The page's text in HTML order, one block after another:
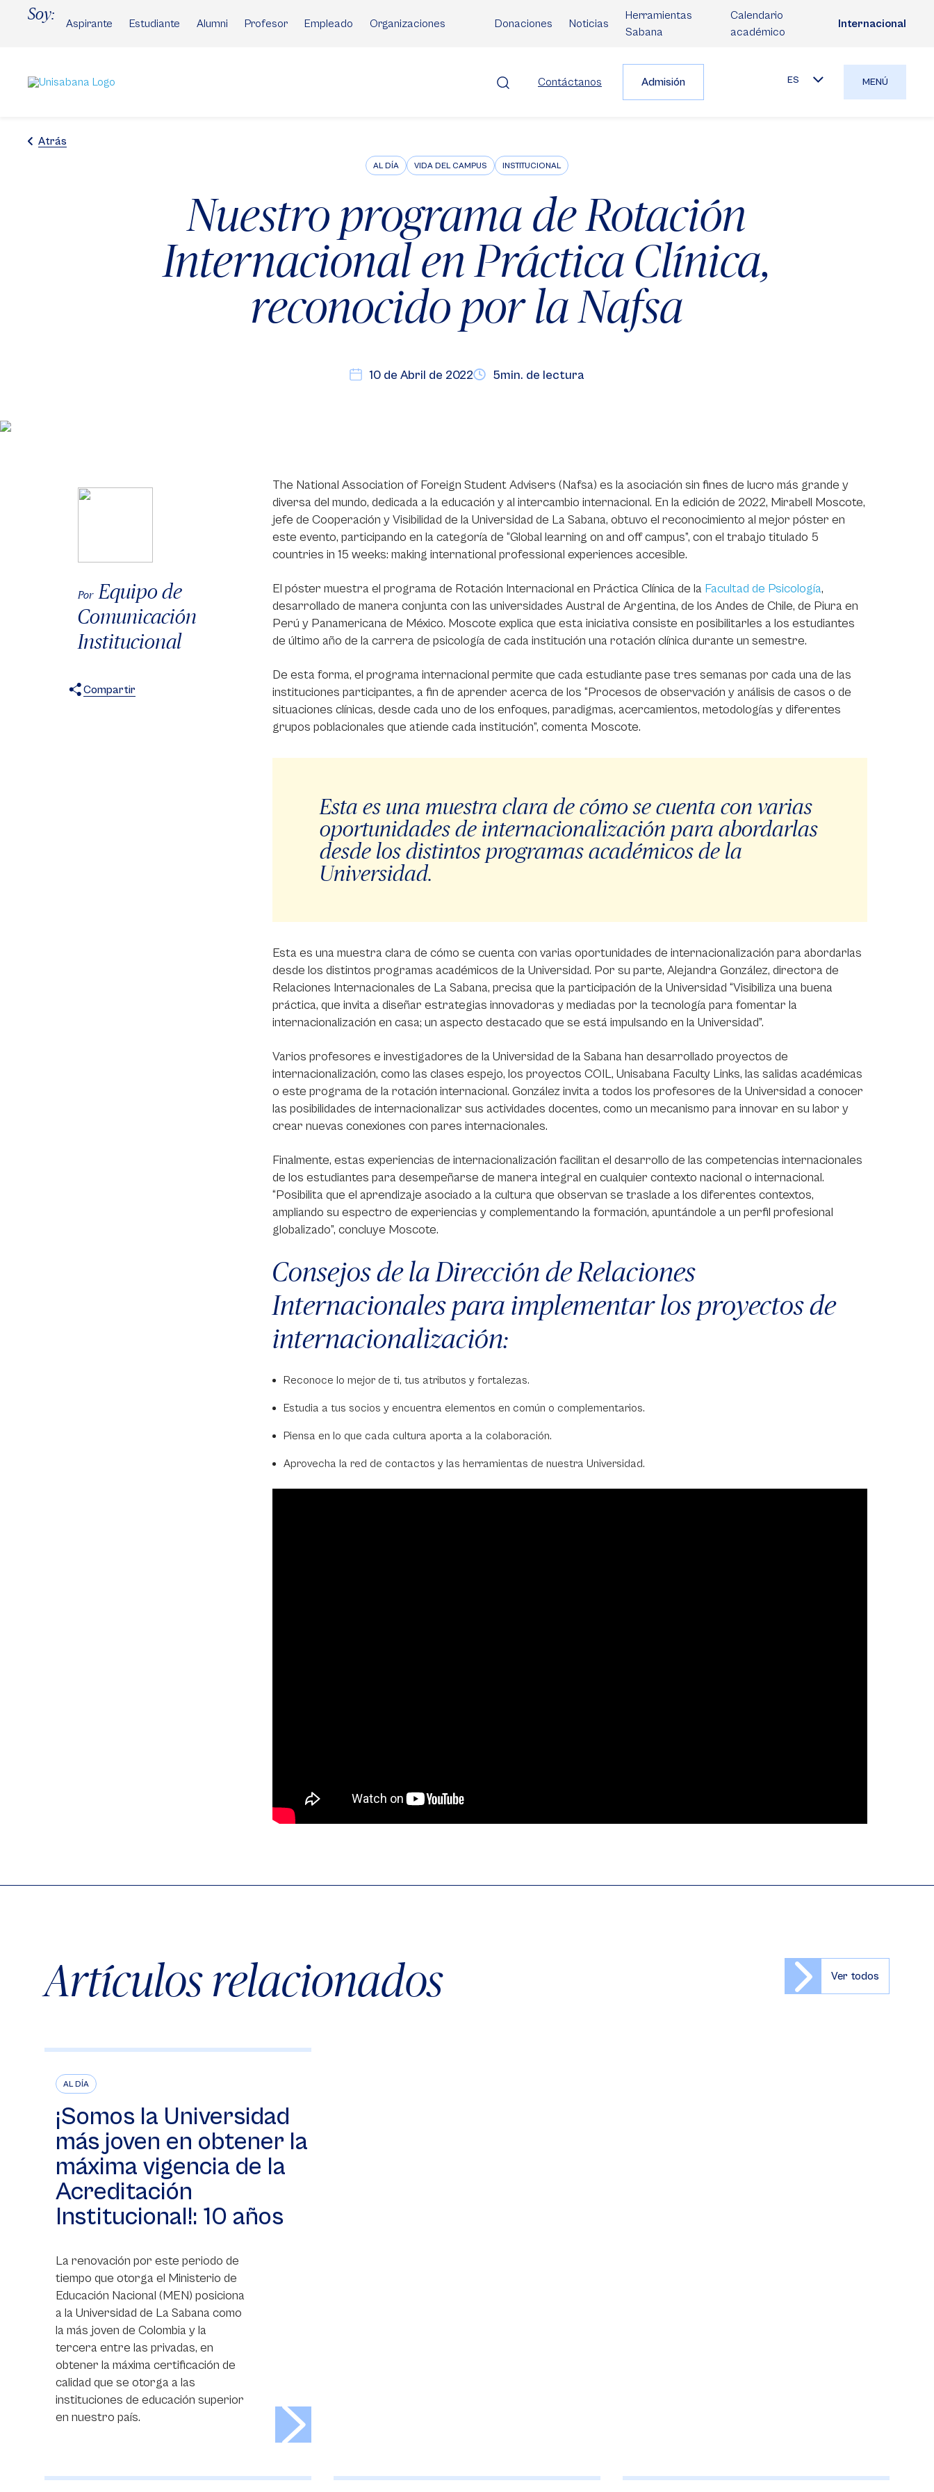
Soy:
Aspirante Estudiante Alumni Profesor Empleado Organizaciones Donaciones Noticias
Herramientas
Sabana
Calendario
académico
Internacional
Contáctanos Admisión ES MENÚ
Atrás
AL DÍA VIDA DEL CAMPUS INSTITUCIONAL
Nuestro programa de Rotación
Internacional en Práctica Clínica,
reconocido por la Nafsa
10 de Abril de 2022 5min. de lectura
Por Equipo de
Comunicación
Institucional
Compartir
The National Association of Foreign Student Advisers (Nafsa) es la asociación sin fines de lucro más grande y
diversa del mundo, dedicada a la educación y al intercambio internacional. En la edición de 2022, Mirabell Moscote,
jefe de Cooperación y Visibilidad de la Universidad de La Sabana, obtuvo el reconocimiento al mejor póster en
este evento, participando en la categoría de “Global learning on and off campus”, con el trabajo titulado 5
countries in 15 weeks: making international professional experiences accesible.
El póster muestra el programa de Rotación Internacional en Práctica Clínica de la Facultad de Psicología,
desarrollado de manera conjunta con las universidades Austral de Argentina, de los Andes de Chile, de Piura en
Perú y Panamericana de México. Moscote explica que esta iniciativa consiste en posibilitarles a los estudiantes
de último año de la carrera de psicología de cada institución una rotación clínica durante un semestre.
De esta forma, el programa internacional permite que cada estudiante pase tres semanas por cada una de las
instituciones participantes, a fin de aprender acerca de los “Procesos de observación y análisis de casos o de
situaciones clínicas, desde cada uno de los enfoques, paradigmas, acercamientos, metodologías y diferentes
grupos poblacionales que atiende cada institución”, comenta Moscote.
Esta es una muestra clara de cómo se cuenta con varias
oportunidades de internacionalización para abordarlas
desde los distintos programas académicos de la
Universidad.
Esta es una muestra clara de cómo se cuenta con varias oportunidades de internacionalización para abordarlas
desde los distintos programas académicos de la Universidad. Por su parte, Alejandra González, directora de
Relaciones Internacionales de La Sabana, precisa que la participación de la Universidad “Visibiliza una buena
práctica, que invita a diseñar estrategias innovadoras y mediadas por la tecnología para fomentar la
internacionalización en casa; un aspecto destacado que se está impulsando en la Universidad”.
Varios profesores e investigadores de la Universidad de la Sabana han desarrollado proyectos de
internacionalización, como las clases espejo, los proyectos COIL, Unisabana Faculty Links, las salidas académicas
o este programa de la rotación internacional. González invita a todos los profesores de la Universidad a conocer
las posibilidades de internacionalizar sus actividades docentes, como un mecanismo para innovar en su labor y
crear nuevas conexiones con pares internacionales.
Finalmente, estas experiencias de internacionalización facilitan el desarrollo de las competencias internacionales
de los estudiantes para desempeñarse de manera integral en cualquier contexto nacional o internacional.
“Posibilita que el aprendizaje asociado a la cultura que observan se traslade a los diferentes contextos,
ampliando su espectro de experiencias y complementando la formación, apuntándole a un perfil profesional
globalizado”, concluye Moscote.
Consejos de la Dirección de Relaciones
Internacionales para implementar los proyectos de
internacionalización:
Reconoce lo mejor de ti, tus atributos y fortalezas.
Estudia a tus socios y encuentra elementos en común o complementarios.
Piensa en lo que cada cultura aporta a la colaboración.
Aprovecha la red de contactos y las herramientas de nuestra Universidad.
Artículos relacionados Ver todos
AL DÍA
¡Somos la Universidad
más joven en obtener la
máxima vigencia de la
Acreditación
Institucional!: 10 años
La renovación por este periodo de
tiempo que otorga el Ministerio de
Educación Nacional (MEN) posiciona
a la Universidad de La Sabana como
la más joven de Colombia y la
tercera entre las privadas, en
obtener la máxima certificación de
calidad que se otorga a las
instituciones de educación superior
en nuestro país.